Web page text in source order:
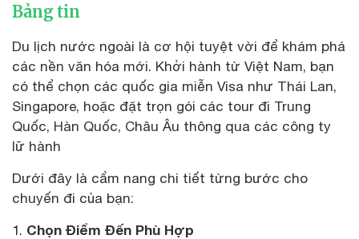
Bảng tin
Du lịch nước ngoài là cơ hội tuyệt vời để khám phá
các nền văn hóa mới. Khởi hành từ Việt Nam, bạn
có thể chọn các quốc gia miễn Visa như Thái Lan,
Singapore, hoặc đặt trọn gói các tour đi Trung
Quốc, Hàn Quốc, Châu Âu thông qua các công ty
lữ hành
Dưới đây là cẩm nang chi tiết từng bước cho
chuyến đi của bạn:
Chọn Điểm Đến Phù Hợp